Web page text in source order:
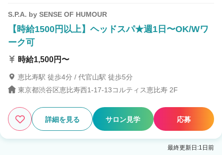
S.P.A. by SENSE OF HUMOUR
【時給1500円以上】ヘッドスパ★週1日〜OK/Wワ
ーク可
時給1,500円〜
恵比寿駅 徒歩4分 / 代官山駅 徒歩5分
東京都渋谷区恵比寿西1-17-13コルティス恵比寿 2F
詳細を見る サロン見学 応募
最終更新日:1日前